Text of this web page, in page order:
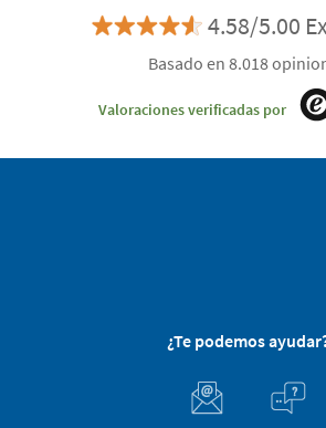
4.58/5.00
Basado en 8.018
Valoraciones verificadas por
¿Te podemos